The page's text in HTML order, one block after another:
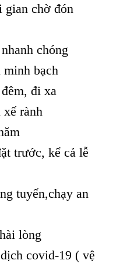
chờ đón
chóng
bạch
đi xa
rành
trước, kể cả lễ
tuyến,chạy an
lòng
covid-19 ( vệ